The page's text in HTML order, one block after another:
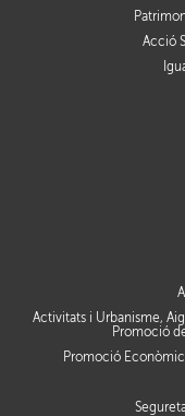
Acció
Activitats i Urbanisme,
Promoció
Promoció